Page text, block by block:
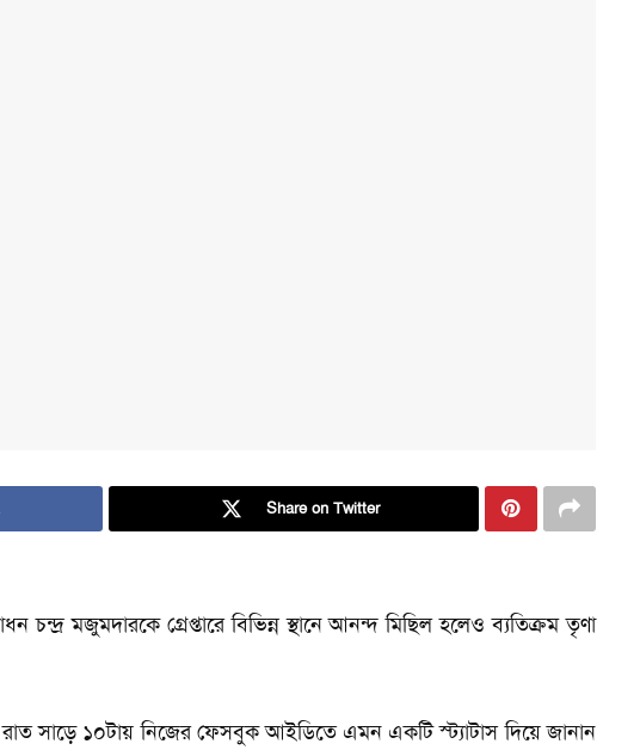
Share on Twitter
মজুমদারকে গ্রেপ্তারে বিভিন্ন স্থানে আনন্দ মিছিল হলেও ব্যতিক্রম তৃণা
রাত সাড়ে ১০টায় নিজের ফেসবুক আইডিতে এমন একটি স্ট্যাটাস দিয়ে জানান